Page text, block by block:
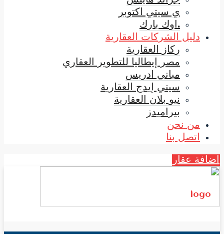
ي سيتي اكتوبر
.اوك بارك
دليل الشركات العقارية
ركاز العقارية
مصر إيطاليا للتطوير العقاري
مباني ادريس
سيتي إيدج العقارية
نيو بلان العقارية
بيراميدز
من نحن
اتصل بنا
اضافة عقار